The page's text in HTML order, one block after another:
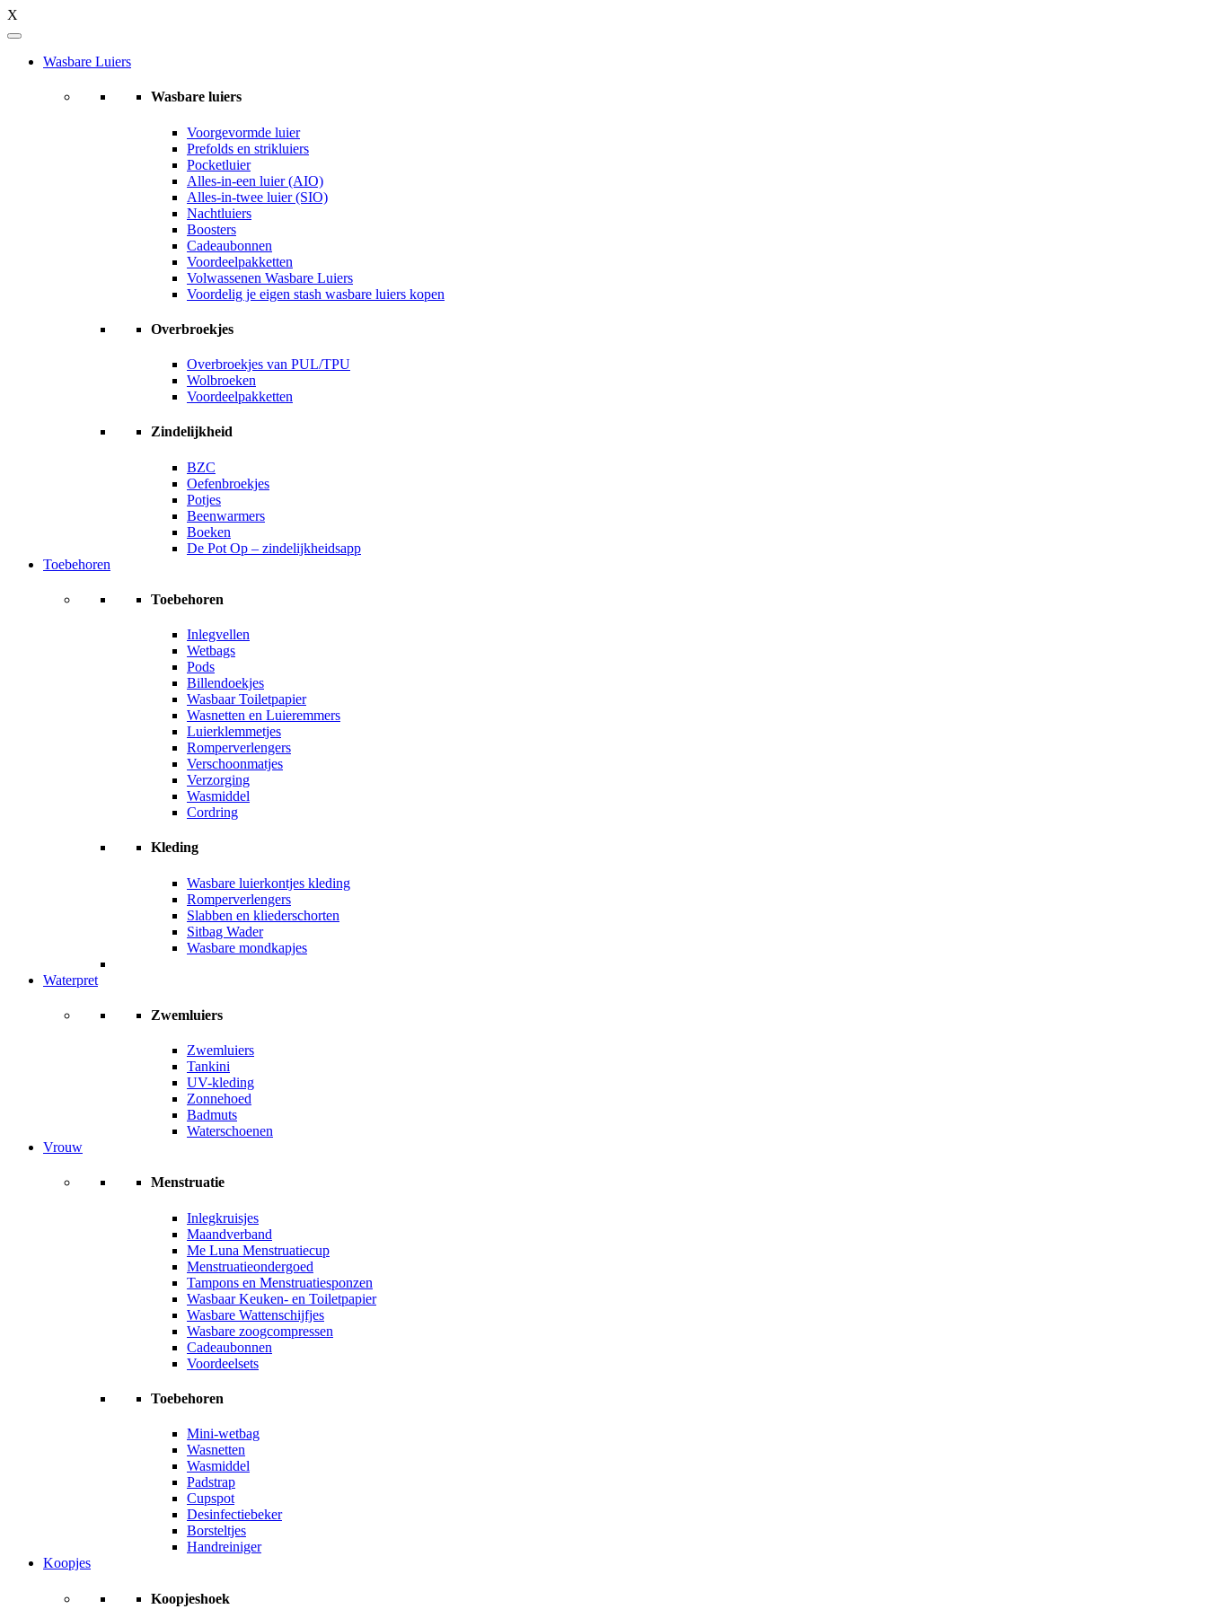
X
Wasbare Luiers
Wasbare luiers
Voorgevormde luier
Prefolds en strikluiers
Pocketluier
Alles-in-een luier (AIO)
Alles-in-twee luier (SIO)
Nachtluiers
Boosters
Cadeaubonnen
Voordeelpakketten
Volwassenen Wasbare Luiers
Voordelig je eigen stash wasbare luiers kopen
Overbroekjes
Overbroekjes van PUL/TPU
Wolbroeken
Voordeelpakketten
Zindelijkheid
BZC
Oefenbroekjes
Potjes
Beenwarmers
Boeken
De Pot Op – zindelijkheidsapp
Toebehoren
Toebehoren
Inlegvellen
Wetbags
Pods
Billendoekjes
Wasbaar Toiletpapier
Wasnetten en Luieremmers
Luierklemmetjes
Romperverlengers
Verschoonmatjes
Verzorging
Wasmiddel
Cordring
Kleding
Wasbare luierkontjes kleding
Romperverlengers
Slabben en kliederschorten
Sitbag Wader
Wasbare mondkapjes
Waterpret
Zwemluiers
Zwemluiers
Tankini
UV-kleding
Zonnehoed
Badmuts
Waterschoenen
Vrouw
Menstruatie
Inlegkruisjes
Maandverband
Me Luna Menstruatiecup
Menstruatieondergoed
Tampons en Menstruatiesponzen
Wasbaar Keuken- en Toiletpapier
Wasbare Wattenschijfjes
Wasbare zoogcompressen
Cadeaubonnen
Voordeelsets
Toebehoren
Mini-wetbag
Wasnetten
Wasmiddel
Padstrap
Cupspot
Desinfectiebeker
Borsteltjes
Handreiniger
Koopjes
Koopjeshoek